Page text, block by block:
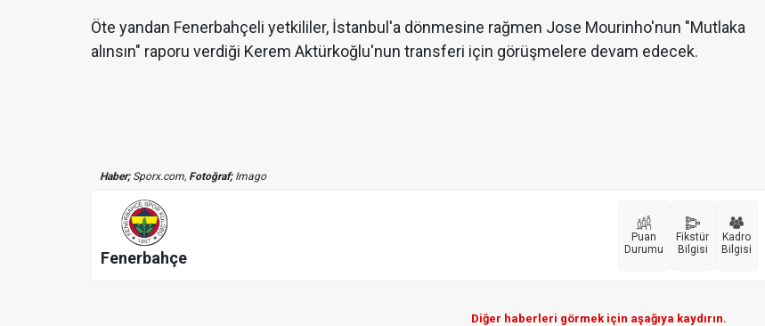
Öte yandan Fenerbahçeli yetkililer, İstanbul'a dönmesine rağmen Jose Mourinho'nun "Mutlaka
alınsın" raporu verdiği Kerem Aktürkoğlu'nun transferi için görüşmelere devam edecek.
Haber;Sporx.com, Fotoğraf;Imago
Fenerbahçe
Puan
Durumu
Fikstür
Bilgisi
Kadro
Bilgisi
Diğer haberleri görmek için aşağıya kaydırın.